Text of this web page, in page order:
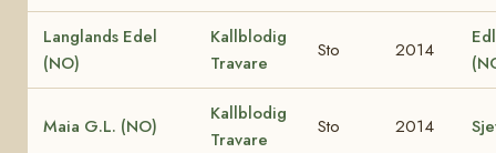
Langlands Edel
(NO)
Kallblodig
Travare
Sto 2014
Maia G.L. (NO)
Kallblodig
Travare
Sto 2014